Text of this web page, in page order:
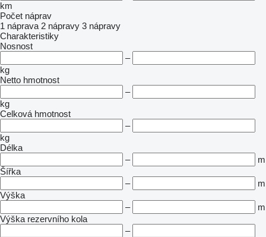
km
Počet náprav
1 náprava 2 nápravy 3 nápravy
Charakteristiky
Nosnost
–
kg
Netto hmotnost
–
kg
Celková hmotnost
–
kg
Délka
–
m
Šířka
–
m
Výška
–
m
Výška rezervního kola
–